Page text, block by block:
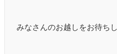
みなさんのお越しをお待ち